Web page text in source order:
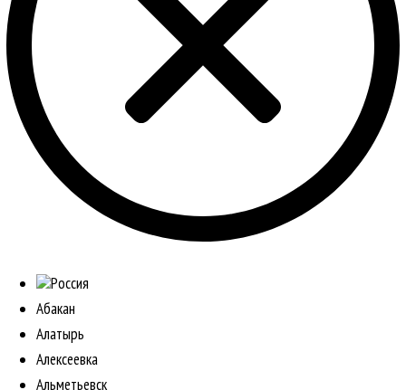
Россия
Абакан
Алатырь
Алексеевка
Альметьевск